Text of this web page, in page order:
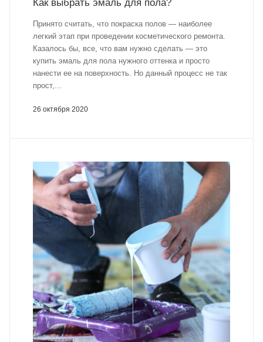
26 октября 2020
Как выбрать эмаль для пола?
Принято считать, что покраска полов — наиболее
легкий этап при проведении косметического ремонта.
Казалось бы, все, что вам нужно сделать — это
купить эмаль для пола нужного оттенка и просто
нанести ее на поверхность. Но данный процесс не так
прост,...